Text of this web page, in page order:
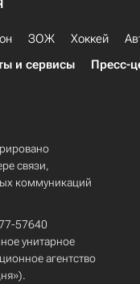
ЗОЖ Хоккей
и сервисы Пресс-
связи,
коммуникаций
57640
унитарное
агентство